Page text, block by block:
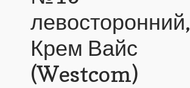
левосторонний,
Крем Вайс
(Westcom)